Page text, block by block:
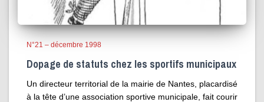
N°21 – décembre 1998
Dopage de statuts chez les sportifs municipaux
Un directeur territorial de la mairie de Nantes, placardisé
à la tête d’une association sportive municipale, fait courir